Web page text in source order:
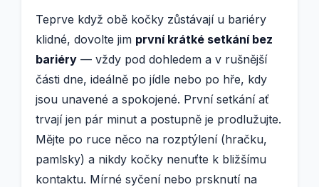
Teprve když obě kočky zůstávají u bariéry
klidné, dovolte jim první krátké setkání bez
bariéry — vždy pod dohledem a v rušnější
části dne, ideálně po jídle nebo po hře, kdy
jsou unavené a spokojené. První setkání ať
trvají jen pár minut a postupně je prodlužujte.
Mějte po ruce něco na rozptýlení (hračku,
pamlsky) a nikdy kočky nenuťte k bližšímu
kontaktu. Mírné syčení nebo prsknutí na